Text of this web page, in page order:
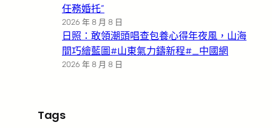
任務婚托”
2026 年 8 月 8 日
日照：敢領潮頭唱查包養心得年夜風，山海
間巧繪藍圖#山東氣力鑄新程#_中國網
2026 年 8 月 8 日
Tags